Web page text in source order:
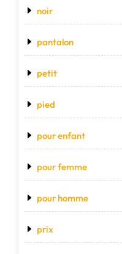
noir
pantalon
petit
pied
pour enfant
pour femme
pour homme
prix